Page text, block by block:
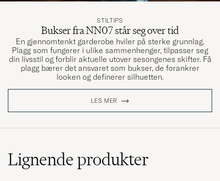
STILTIPS
Bukser fra NN07 står seg over tid
En gjennomtenkt garderobe hviler på sterke grunnlag.
Plagg som fungerer i ulike sammenhenger, tilpasser seg
din livsstil og forblir aktuelle utover sesongenes skifter. Få
plagg bærer det ansvaret som bukser, de forankrer
looken og definerer silhuetten.
LES MER
Lignendeprodukter